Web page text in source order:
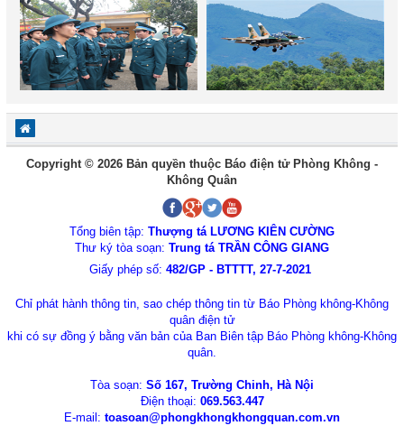
Copyright © 2026 Bản quyền thuộc Báo điện tử Phòng Không -
Không Quân
Tổng biên tập: Thượng tá LƯƠNG KIÊN CƯỜNG
Thư ký tòa soạn: Trung tá TRẦN CÔNG GIANG
Giấy phép số: 482/GP - BTTTT, 27-7-2021
Chỉ phát hành thông tin, sao chép thông tin từ Báo Phòng không-Không
quân điện tử
khi có sự đồng ý bằng văn bản của Ban Biên tập Báo Phòng không-Không
quân.
Tòa soạn: Số 167, Trường Chinh, Hà Nội
Điện thoại: 069.563.447
E-mail: toasoan@phongkhongkhongquan.com.vn